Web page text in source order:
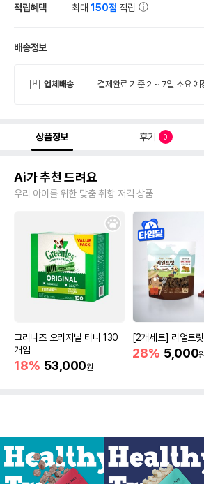
적립혜택 최대150점 적립
배송정보
업체배송 결제완료 기준 2 ~ 7일 소요 예
상품정보 후기 0
Ai가 추천 드려요
우리 아이를 위한 맞춤 취향 저격 상품
그리니즈 오리지널 티니 130
개입
18% 53,000원
[2개세트] 리얼트
28% 5,000원